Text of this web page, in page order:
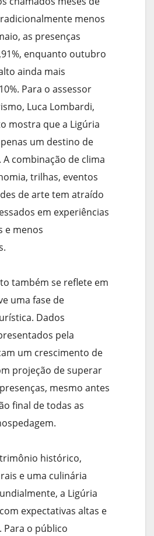
menos
as presenças
enquanto outubro
ainda mais
Para o assessor
Luca Lombardi,
mostra que a Ligúria
um destino de
combinação de clima
trilhas, eventos
de arte tem atraído
em experiências
e menos
também se reflete em
uma fase de
Dados
pela
um crescimento de
projeção de superar
mesmo antes
final de todas as
histórico,
e uma culinária
a Ligúria
expectativas altas e
Para o público